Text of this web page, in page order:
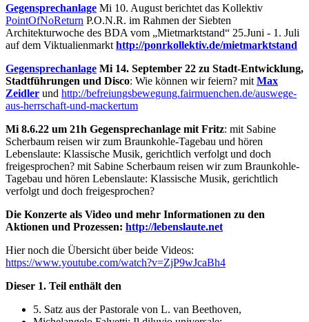
Gegensprechanlage Mi 10. August berichtet das Kollektiv
PointOfNoReturn P.O.N.R. im Rahmen der Siebten
Architekturwoche des BDA vom „Mietmarktstand“ 25.Juni - 1. Juli
auf dem Viktualienmarkt http://ponrkollektiv.de/mietmarktstand
Gegensprechanlage Mi 14. September 22 zu Stadt-Entwicklung,
Stadtführungen und Disco: Wie können wir feiern? mit Max
Zeidler und http://befreiungsbewegung.fairmuenchen.de/auswege-
aus-herrschaft-und-mackertum
Mi 8.6.22 um 21h Gegensprechanlage mit Fritz: mit Sabine
Scherbaum reisen wir zum Braunkohle-Tagebau und hören
Lebenslaute: Klassische Musik, gerichtlich verfolgt und doch
freigesprochen? mit Sabine Scherbaum reisen wir zum Braunkohle-
Tagebau und hören Lebenslaute: Klassische Musik, gerichtlich
verfolgt und doch freigesprochen?
Die Konzerte als Video und mehr Informationen zu den
Aktionen und Prozessen: http://lebenslaute.net
Hier noch die Übersicht über beide Videos:
https://www.youtube.com/watch?v=ZjP9wJcaBh4
Dieser 1. Teil enthält den
5. Satz aus der Pastorale von L. van Beethoven,